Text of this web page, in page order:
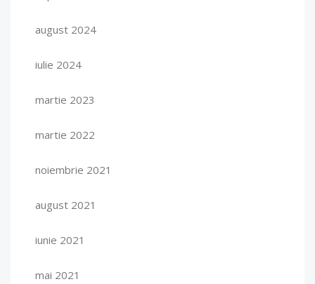
august 2024
iulie 2024
martie 2023
martie 2022
noiembrie 2021
august 2021
iunie 2021
mai 2021